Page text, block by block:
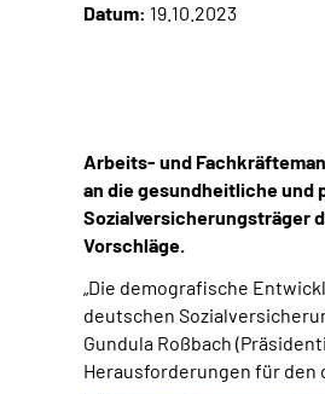
Datum: 19.10.2023
Arbeits- und
an die gesundheitliche und
Sozialversicherungsträger
Vorschläge.
„Die demografische
deutschen
Gundula Roßbach
Herausforderungen für den